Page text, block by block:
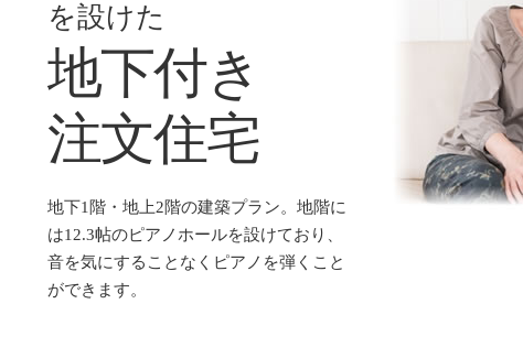
を設けた
地下付き
注文住宅
地下1階・地上2階の建築プラン。地階に
は12.3帖のピアノホールを設けており、
音を気にすることなくピアノを弾くこと
ができます。